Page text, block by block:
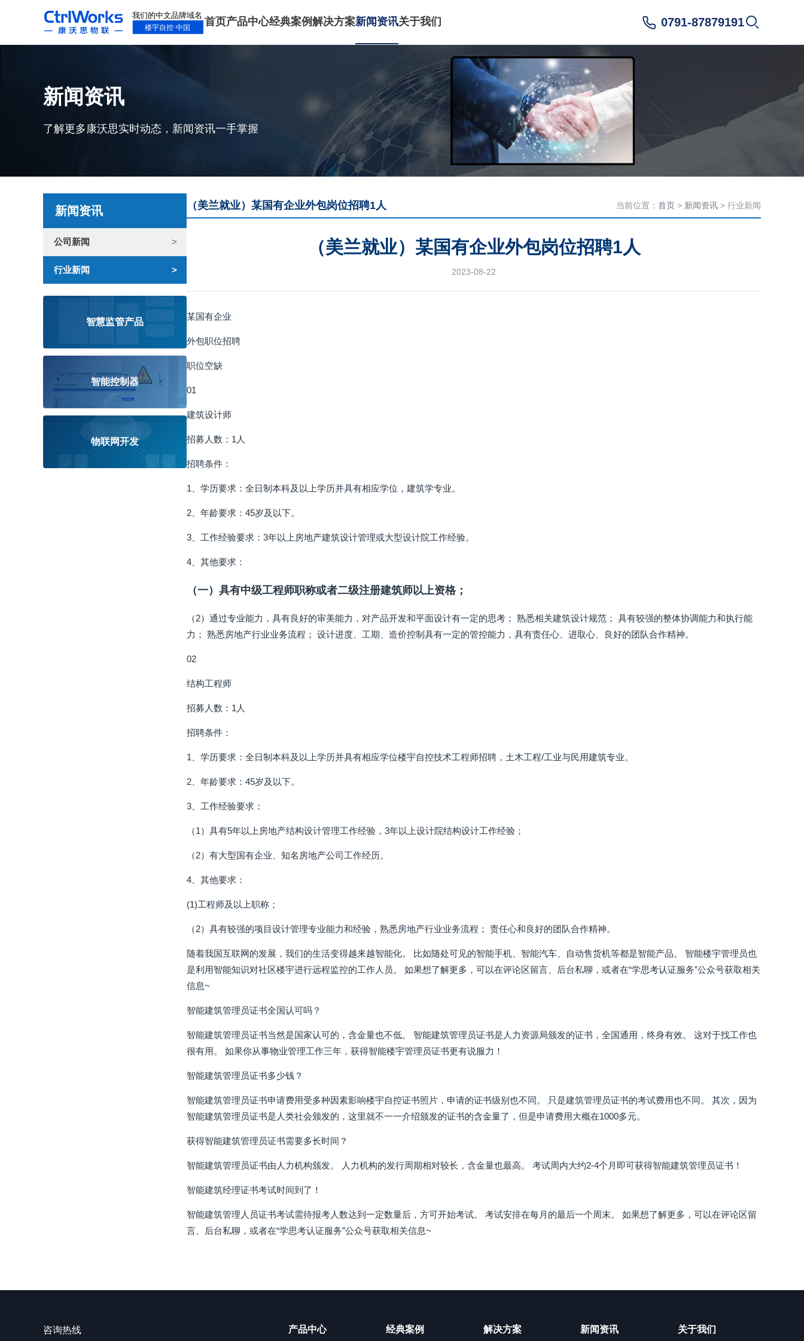
首页产品中心经典案例解决方案新闻资讯关于我们 0791-87879191
新闻资讯
了解更多康沃思实时动态，新闻资讯一手掌握
新闻资讯
公司新闻
行业新闻
智慧监管产品
智能控制器
物联网开发
（美兰就业）某国有企业外包岗位招聘1人 当前位置： 首页 > 新闻资讯 > 行业新闻
（美兰就业）某国有企业外包岗位招聘1人
2023-08-22
某国有企业
外包职位招聘
职位空缺
01
建筑设计师
招募人数：1人
招聘条件：
1、学历要求：全日制本科及以上学历并具有相应学位，建筑学专业。
2、年龄要求：45岁及以下。
3、工作经验要求：3年以上房地产建筑设计管理或大型设计院工作经验。
4、其他要求：
（一）具有中级工程师职称或者二级注册建筑师以上资格；
（2）通过专业能力，具有良好的审美能力，对产品开发和平面设计有一定的思考； 熟悉相关建筑设计规范； 具有较强的整体协调能力和执行能
力； 熟悉房地产行业业务流程； 设计进度、工期、造价控制具有一定的管控能力，具有责任心、进取心、良好的团队合作精神。
02
结构工程师
招募人数：1人
招聘条件：
1、学历要求：全日制本科及以上学历并具有相应学位楼宇自控技术工程师招聘，土木工程/工业与民用建筑专业。
2、年龄要求：45岁及以下。
3、工作经验要求：
（1）具有5年以上房地产结构设计管理工作经验，3年以上设计院结构设计工作经验；
（2）有大型国有企业、知名房地产公司工作经历。
4、其他要求：
(1)工程师及以上职称；
（2）具有较强的项目设计管理专业能力和经验，熟悉房地产行业业务流程； 责任心和良好的团队合作精神。
随着我国互联网的发展，我们的生活变得越来越智能化。 比如随处可见的智能手机、智能汽车、自动售货机等都是智能产品。 智能楼宇管理员也
是利用智能知识对社区楼宇进行远程监控的工作人员。 如果想了解更多，可以在评论区留言、后台私聊，或者在“学思考认证服务”公众号获取相关
信息~
智能建筑管理员证书全国认可吗？
智能建筑管理员证书当然是国家认可的，含金量也不低。 智能建筑管理员证书是人力资源局颁发的证书，全国通用，终身有效。 这对于找工作也
很有用。 如果你从事物业管理工作三年，获得智能楼宇管理员证书更有说服力！
智能建筑管理员证书多少钱？
智能建筑管理员证书申请费用受多种因素影响楼宇自控证书照片，申请的证书级别也不同。 只是建筑管理员证书的考试费用也不同。 其次，因为
智能建筑管理员证书是人类社会颁发的，这里就不一一介绍颁发的证书的含金量了，但是申请费用大概在1000多元。
获得智能建筑管理员证书需要多长时间？
智能建筑管理员证书由人力机构颁发。 人力机构的发行周期相对较长，含金量也最高。 考试周内大约2-4个月即可获得智能建筑管理员证书！
智能建筑经理证书考试时间到了！
智能建筑管理人员证书考试需待报考人数达到一定数量后，方可开始考试。 考试安排在每月的最后一个周末。 如果想了解更多，可以在评论区留
言、后台私聊，或者在“学思考认证服务”公众号获取相关信息~
咨询热线 产品中心 经典案例 解决方案 新闻资讯 关于我们